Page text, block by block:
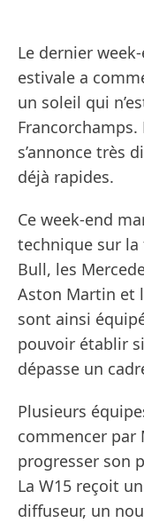
Le dernier
estivale a
un soleil qui
s’annonce très
déjà rapides.
Ce week-end
technique sur la
Bull, les
Aston Martin et
sont ainsi
pouvoir établir
dépasse un
Plusieurs
commencer par
progresser son
La W15 reçoit
diffuseur, un